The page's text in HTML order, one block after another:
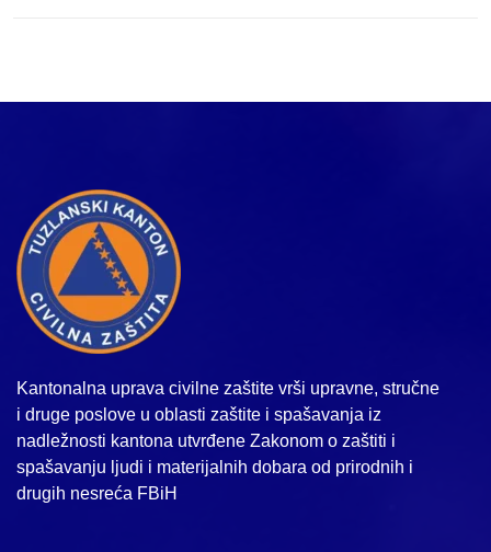
Kantonalna uprava civilne zaštite vrši upravne, stručne
i druge poslove u oblasti zaštite i spašavanja iz
nadležnosti kantona utvrđene Zakonom o zaštiti i
spašavanju ljudi i materijalnih dobara od prirodnih i
drugih nesreća FBiH